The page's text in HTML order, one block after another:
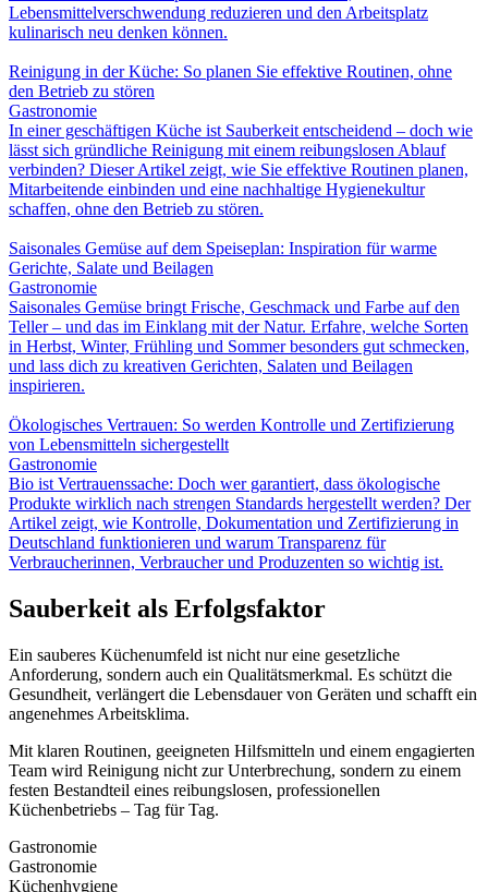
Lebensmittelverschwendung reduzieren und den Arbeitsplatz
kulinarisch neu denken können.
Reinigung in der Küche: So planen Sie effektive Routinen, ohne
den Betrieb zu stören
Gastronomie
In einer geschäftigen Küche ist Sauberkeit entscheidend – doch wie
lässt sich gründliche Reinigung mit einem reibungslosen Ablauf
verbinden? Dieser Artikel zeigt, wie Sie effektive Routinen planen,
Mitarbeitende einbinden und eine nachhaltige Hygienekultur
schaffen, ohne den Betrieb zu stören.
Saisonales Gemüse auf dem Speiseplan: Inspiration für warme
Gerichte, Salate und Beilagen
Gastronomie
Saisonales Gemüse bringt Frische, Geschmack und Farbe auf den
Teller – und das im Einklang mit der Natur. Erfahre, welche Sorten
in Herbst, Winter, Frühling und Sommer besonders gut schmecken,
und lass dich zu kreativen Gerichten, Salaten und Beilagen
inspirieren.
Ökologisches Vertrauen: So werden Kontrolle und Zertifizierung
von Lebensmitteln sichergestellt
Gastronomie
Bio ist Vertrauenssache: Doch wer garantiert, dass ökologische
Produkte wirklich nach strengen Standards hergestellt werden? Der
Artikel zeigt, wie Kontrolle, Dokumentation und Zertifizierung in
Deutschland funktionieren und warum Transparenz für
Verbraucherinnen, Verbraucher und Produzenten so wichtig ist.
Sauberkeit als Erfolgsfaktor
Ein sauberes Küchenumfeld ist nicht nur eine gesetzliche
Anforderung, sondern auch ein Qualitätsmerkmal. Es schützt die
Gesundheit, verlängert die Lebensdauer von Geräten und schafft ein
angenehmes Arbeitsklima.
Mit klaren Routinen, geeigneten Hilfsmitteln und einem engagierten
Team wird Reinigung nicht zur Unterbrechung, sondern zu einem
festen Bestandteil eines reibungslosen, professionellen
Küchenbetriebs – Tag für Tag.
Gastronomie
Gastronomie
Küchenhygiene